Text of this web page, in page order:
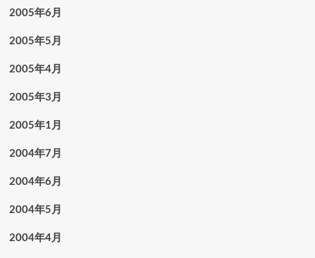
2005年6月
2005年5月
2005年4月
2005年3月
2005年1月
2004年7月
2004年6月
2004年5月
2004年4月